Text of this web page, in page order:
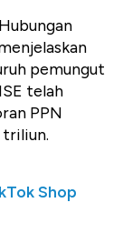
pemungut
telah
PPN
triliun.
Shop